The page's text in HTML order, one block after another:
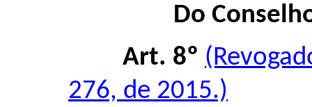
Do
Art. 8º
276, de 2015.)